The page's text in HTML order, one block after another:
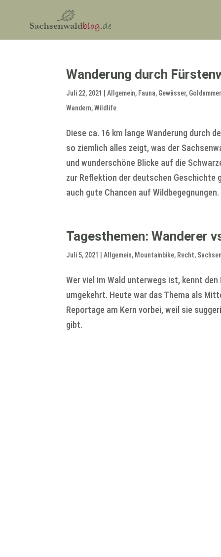
Wanderung durch
Juli 22, 2021 |Allgemein, Fauna, Gewässer, Goldammer
Wandern,Wildlife
Diese ca. 16 km lange Wanderung durch
so ziemlich alles zeigt, was der
und wunderschöne Blicke auf die
zur Reflektion der deutschen Geschichte
auch gute Chancen auf
Tagesthemen: Wanderer
Juli 5, 2021 |Allgemein, Mountainbike, Recht,
Wer viel im Wald unterwegs ist, kennt
umgekehrt. Heute war das Thema als
Reportage am Kern vorbei, weil sie
gibt.